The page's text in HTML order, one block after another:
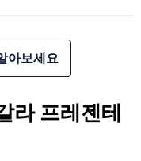
아보세요
라 프레젠테